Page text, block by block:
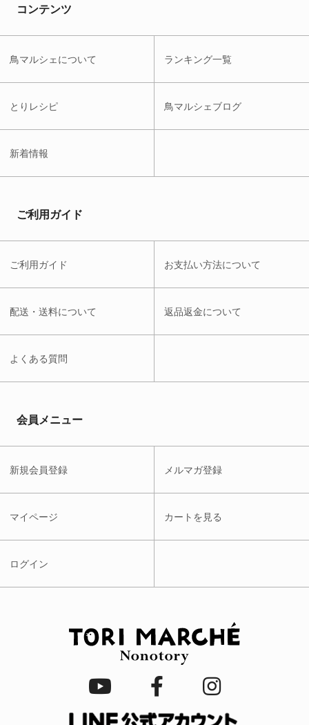
コンテンツ
鳥マルシェについて ランキング一覧
とりレシピ 鳥マルシェブログ
新着情報
ご利用ガイド
ご利用ガイド お支払い方法について
配送・送料について 返品返金について
よくある質問
会員メニュー
新規会員登録 メルマガ登録
マイページ カートを見る
ログイン